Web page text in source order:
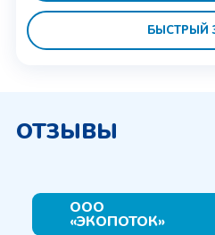
БЫСТРЫЙ
ОТЗЫВЫ
ООО
«ЭКОПОТОК»